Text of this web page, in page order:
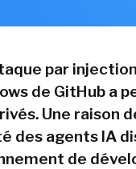
par
de GitHub a
Une raison
des agents IA
de